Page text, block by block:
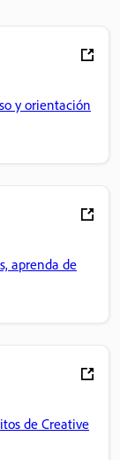
y orientación
aprenda de
de Creative